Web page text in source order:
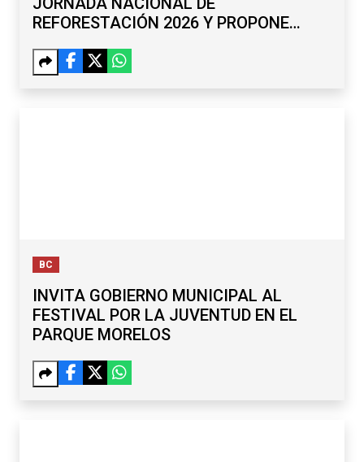
REFORESTACIÓN 2026 Y PROPONE
BC
INVITA GOBIERNO MUNICIPAL AL
FESTIVAL POR LA JUVENTUD EN EL
PARQUE MORELOS